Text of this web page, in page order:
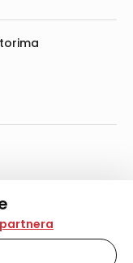
i slične
informacija na
iskustvo,